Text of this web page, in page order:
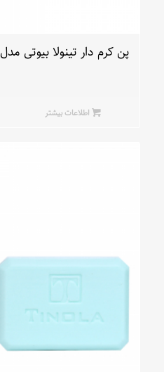
پن کرم دار تینولا بیوتی مدل Ti-We وزن 100 گرم
اطلاعات بیشتر